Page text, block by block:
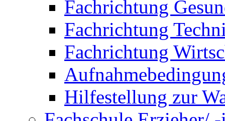
Fachrichtung
Fachrichtung
Fachrichtung
Hilfestellung zur